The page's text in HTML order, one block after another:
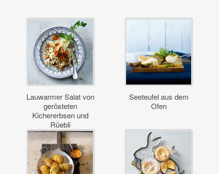
Lauwarmer Salat von
gerösteten
Kichererbsen und
Rüebli
Seeteufel aus dem
Ofen